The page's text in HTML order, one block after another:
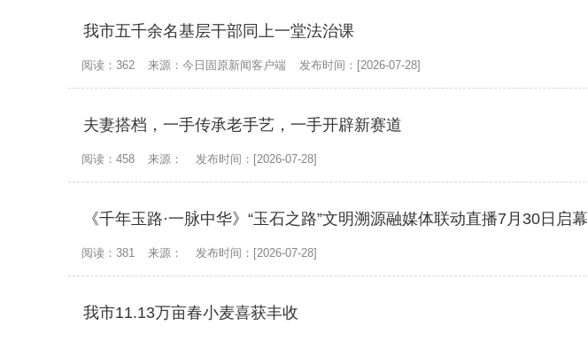
我市五千余名基层干部同上一堂法治课
阅读：362 来源：今日固原新闻客户端 发布时间：[2026-07-28]
夫妻搭档，一手传承老手艺，一手开辟新赛道
阅读：458 来源： 发布时间：[2026-07-28]
《千年玉路·一脉中华》“玉石之路”文明溯源融媒体联动直播7月30日启幕
阅读：381 来源： 发布时间：[2026-07-28]
我市11.13万亩春小麦喜获丰收